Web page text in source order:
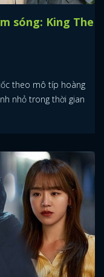
sóng: King The
theo mô típ hoàng
nhỏ trong thời gian